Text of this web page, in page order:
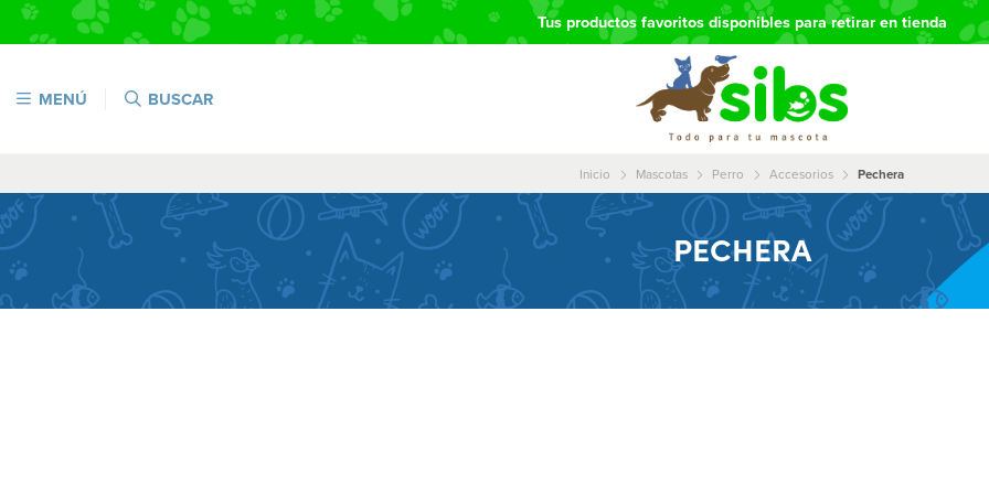
MENÚ BUSCAR
Tus productos favoritos disponibles para retirar en tienda
Inicio Mascotas Perro Accesorios Pechera
PECHERA